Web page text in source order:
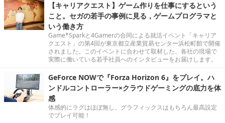
【キャリアクエスト】ゲーム作りを仕事にするという
こと。セガの若手の事例に見る，ゲームプログラマと
いう働き方
Game*Sparkと4Gamerの合同による就活イベント「キャリア
クエスト」の第4回が東京都立産業貿易センター浜松町館で開催
されました。このイベントに合わせて取材した、各社の現場で
実際に働いている若手社員へのインタビューをお届けします。
GeForce NOWで『Forza Horizon 6』をプレイ。ハ
ンドルコントローラー×クラウドゲーミングの底力を体
感
体感的にラグはほぼ無し。グラフィックスはもちろん最高設定
でプレイ可能！